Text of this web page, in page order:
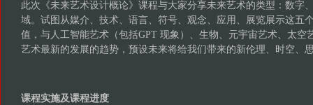
此次《未来艺术设计概论》课程与大家分享未来艺术的类型：数字
域。试图从媒介、技术、语言、符号、观念、应用、展览展示这五
值，与人工智能艺术（包括GPT 现象）、生物、元宇宙艺术、太空
艺术最新的发展的趋势，预设未来将给我们带来的新伦理、时空、
课程实施及课程进度